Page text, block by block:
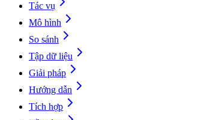
Tác vụ
Mô hình
So sánh
Tập dữ liệu
Giải pháp
Hướng dẫn
Tích hợp